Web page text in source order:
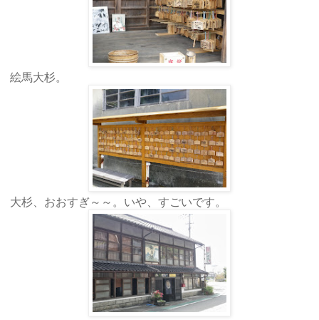
絵馬大杉。
大杉、おおすぎ～～。いや、すごいです。